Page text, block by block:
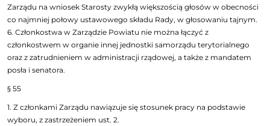
Zarządu na wniosek Starosty zwykłą większością głosów w obecności
co najmniej połowy ustawowego składu Rady, w głosowaniu tajnym.
6. Członkostwa w Zarządzie Powiatu nie można łączyć z
członkostwem w organie innej jednostki samorządu terytorialnego
oraz z zatrudnieniem w administracji rządowej, a także z mandatem
posła i senatora.
§ 55
1. Z członkami Zarządu nawiązuje się stosunek pracy na podstawie
wyboru, z zastrzeżeniem ust. 2.